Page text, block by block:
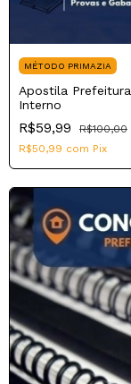
MÉTODO PRIMAZIA
Apostila
Interno
R$59,99
R$100,00
R$50,99 com Pix